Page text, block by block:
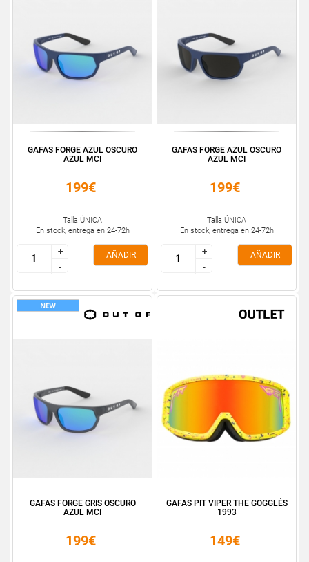
GAFAS FORGE AZUL OSCURO
AZUL MCI
199€
Talla ÚNICA
En stock, entrega en 24-72h
+
-
+
-
AÑADIR
GAFAS FORGE AZUL OSCURO
AZUL MCI
199€
Talla ÚNICA
En stock, entrega en 24-72h
+
-
+
-
AÑADIR
GAFAS FORGE GRIS OSCURO
AZUL MCI
199€
GAFAS PIT VIPER THE GOGGLÉS
1993
149€